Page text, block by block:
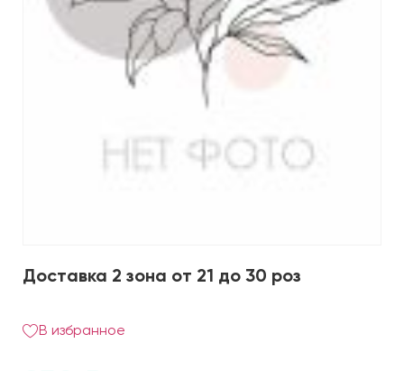
Доставка 2 зона от 21 до 30 роз
В избранное